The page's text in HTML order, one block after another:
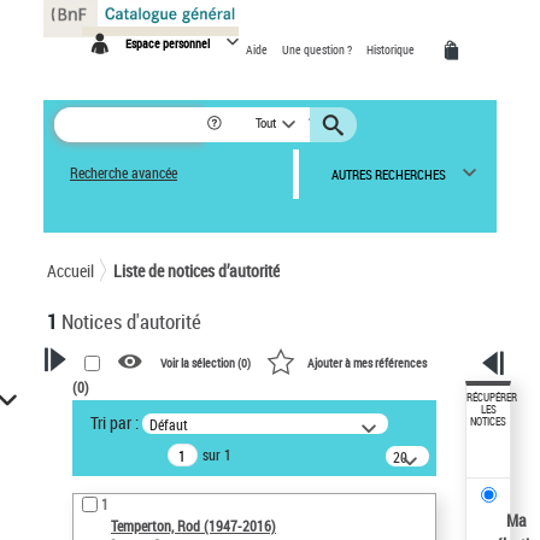
Espace personnel Aide Une question ? Historique
Tout
Recherche avancée AUTRES RECHERCHES
Accueil Liste de notices d’autorité
1 Notices d'autorité
VOTRE RECHERCHE
Recherche avancée dans les
notices d’autorité
Œuvres liées à l'auteur :
Temperton, Rod (1947-2016)
Voir la sélection (0) Ajouter à mes références
(0)
Tri par : Défaut
sur 1
20
résultats/page
1
Temperton, Rod (1947-2016)
RÉCUPÉRER
LES
NOTICES
Ma
Panneau de gestion des cookies